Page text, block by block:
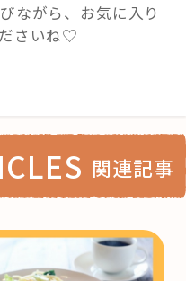
ながら、お気に入り
さいね♡
関連記事